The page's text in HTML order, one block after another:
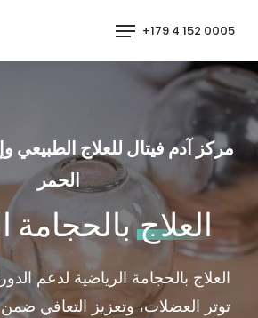
0005 152 4 179+
Menu
مركز آدم فيتال للعلاج الطبيعي
الحمر
العلاجبالحجامة
العلاج بالحجامة الرياضية لدعم
توتر العضلات، وتعزيز التعافي